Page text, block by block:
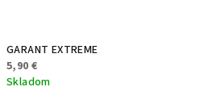
GARANT EXTREME
5,90 €
Skladom